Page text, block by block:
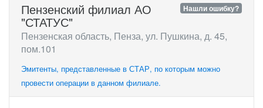
Нашли ошибку?
Пензенский филиал АО
"СТАТУС"
Пензенская область, Пенза, ул. Пушкина, д. 45,
пом.101
Эмитенты, представленные в СТАР, по которым можно
провести операции в данном филиале.